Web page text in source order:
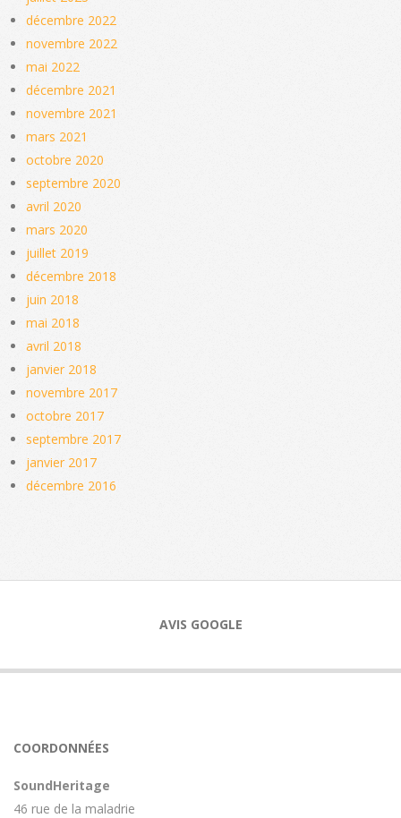
décembre 2022
novembre 2022
mai 2022
décembre 2021
novembre 2021
mars 2021
octobre 2020
septembre 2020
avril 2020
mars 2020
juillet 2019
décembre 2018
juin 2018
mai 2018
avril 2018
janvier 2018
novembre 2017
octobre 2017
septembre 2017
janvier 2017
décembre 2016
AVIS GOOGLE
COORDONNÉES
SoundHeritage
46 rue de la maladrie